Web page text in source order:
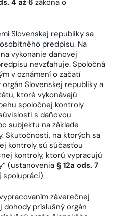
4 až 6 zákona o
Slovenskej republiky sa
predpisu. Na
vykonanie daňovej
nevzťahuje. Spoločná
v oznámení o začatí
Slovenskej republiky a
ktoré vykonávajú
spoločnej kontroly
s daňovou
subjektu na základe
Skutočnosti, na ktorých sa
kontroly sú súčasťou
kontroly, ktorú vypracujú
(ustanovenia § 12a ods. 7
spolupráci).
záverečnej
dohody príslušný orgán